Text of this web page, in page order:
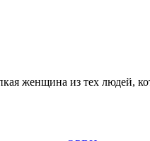
женщина из тех людей,